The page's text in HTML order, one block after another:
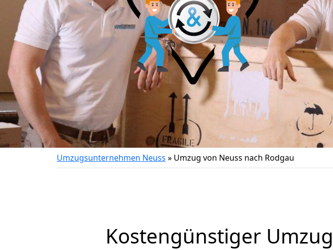
Umzugsunternehmen Neuss » Umzug von Neuss nach Rodgau
Kostengünstiger